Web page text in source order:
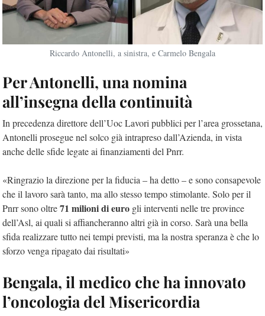
Riccardo Antonelli, a sinistra, e Carmelo Bengala
Per Antonelli, una nomina
all’insegna della continuità
In precedenza direttore dell’Uoc Lavori pubblici per l’area grossetana,
Antonelli prosegue nel solco già intrapreso dall’Azienda, in vista
anche delle sfide legate ai finanziamenti del Pnrr.
«Ringrazio la direzione per la fiducia – ha detto – e sono consapevole
che il lavoro sarà tanto, ma allo stesso tempo stimolante. Solo per il
Pnrr sono oltre71 milioni di euro gli interventi nelle tre province
dell’Asl, ai quali si affiancheranno altri già in corso. Sarà una bella
sfida realizzare tutto nei tempi previsti, ma la nostra speranza è che lo
sforzo venga ripagato dai risultati»
Bengala, il medico che ha innovato
l’oncologia del Misericordia